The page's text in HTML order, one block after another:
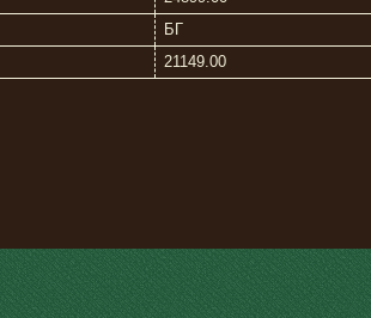
БГ
21149.00